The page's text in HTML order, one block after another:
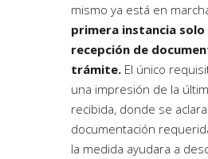
mismo ya está en
primera instancia solo
recepción de
trámite. El único
una impresión de la
recibida, donde se
documentación
la medida ayudara a